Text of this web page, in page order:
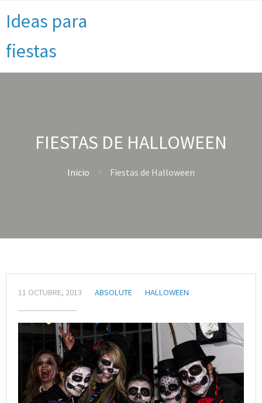
Ideas para
fiestas
FIESTAS DE HALLOWEEN
Inicio Fiestas de Halloween
11 OCTUBRE, 2013 ABSOLUTE HALLOWEEN